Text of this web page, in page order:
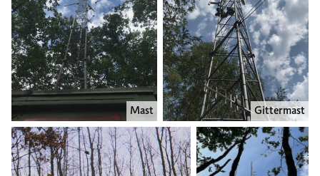
Mast Gittermast